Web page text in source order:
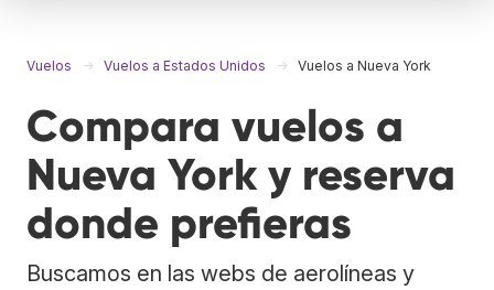
Vuelos Vuelos a Estados Unidos Vuelos a Nueva York
Compara vuelos a
Nueva York y reserva
donde prefieras
Buscamos en las webs de aerolíneas y